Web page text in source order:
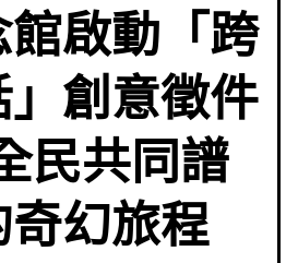
啟動「跨
創意徵件
民共同譜
幻旅程